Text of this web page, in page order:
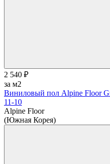
2 540 ₽
за м2
Виниловый пол Alpine Floor
11-10
Alpine Floor
(Южная Корея)